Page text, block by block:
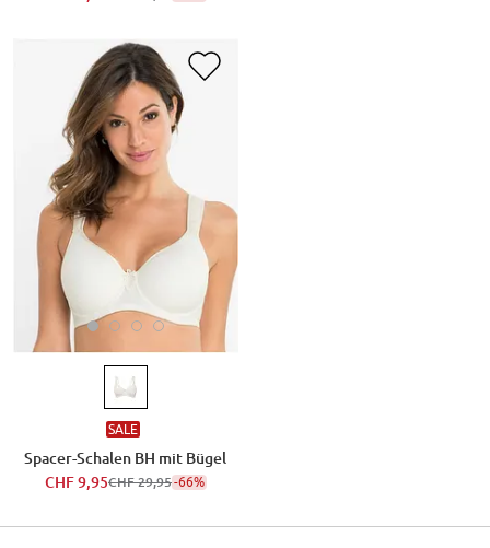
SALE
Spacer-Schalen BH mit Bügel
CHF 9,95CHF 29,95-66%